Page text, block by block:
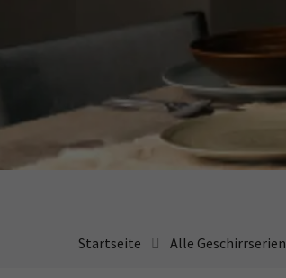
Startseite Alle Geschirrserien